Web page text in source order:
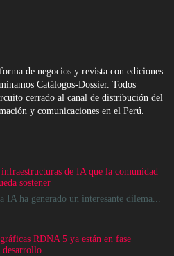
de negocios y revista con ediciones
Catálogos-Dossier. Todos
cerrado al canal de distribución del
y comunicaciones en el Perú.
de IA que la comunidad
sostener
IA ha generado un interesante dilema...
RDNA 5 ya están en fase
desarrollo